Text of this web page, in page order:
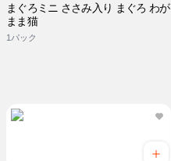
まぐろミニ ささみ入り まぐろ わが
まま猫
1パック